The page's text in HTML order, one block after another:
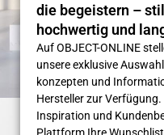
die begeistern –
hochwertig und
Auf OBJECT-ONLINE
unsere exklusive
konzepten und
Hersteller zur
Inspiration und
Plattform Ihre